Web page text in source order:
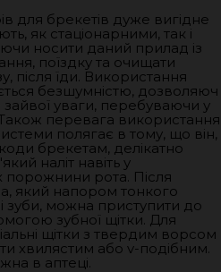
для брекетів дуже вигідне
як стаціонарними, так і
носити даний прилад із
поїздку та очищати
після їди. Використання
безшумністю,
уваги, перебуваючи у
перевага використання
полягає в тому, що він,
брекетам, делікатно
наліт навіть у
порожнини рота. Після
який напором тонкого
зуби, можна приступити до
зубної щітки. Для
щітки з твердим ворсом
хвилястим або v-подібним.
в аптеці.